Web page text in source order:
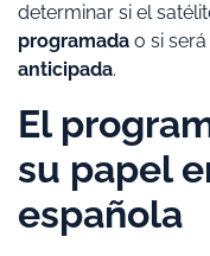
determinar si el
programada o si
anticipada.
El
su papel
española